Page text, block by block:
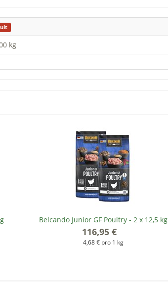
kg
Belcando Junior GF Poultry - 2 x 12,5 kg
116,95 €
4,68 € pro 1 kg